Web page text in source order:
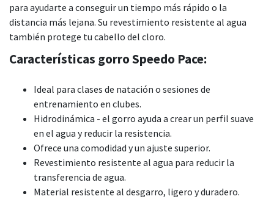
para ayudarte a conseguir un tiempo más rápido o la
distancia más lejana. Su revestimiento resistente al agua
también protege tu cabello del cloro.
Características gorro Speedo Pace:
Ideal para clases de natación o sesiones de
entrenamiento en clubes.
Hidrodinámica - el gorro ayuda a crear un perfil suave
en el agua y reducir la resistencia.
Ofrece una comodidad y un ajuste superior.
Revestimiento resistente al agua para reducir la
transferencia de agua.
Material resistente al desgarro, ligero y duradero.